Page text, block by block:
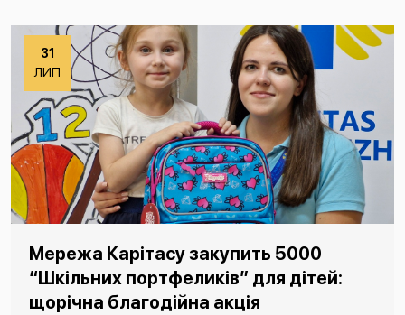
31
ЛИП
Мережа Карітасу закупить 5000
“Шкільних портфеликів” для дітей:
щорічна благодійна акція